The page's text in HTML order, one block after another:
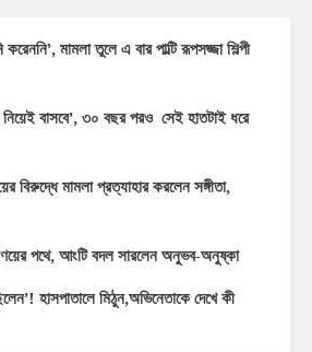
মামলা তুলে এ বার পাল্টি রূপসজ্জা শিল্পী
নিয়েই বাসবে’, ৩০ বছর পরও সেই হাতটাই ধরে
বিরুদ্ধে মামলা প্রত্যাহার করলেন সঙ্গীতা,
পথে, আংটি বদল সারলেন অনুভব-অনুষ্কা
হাসপাতালে মিঠুন,অভিনেতাকে দেখে কী